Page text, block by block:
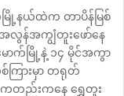
မြို့နယ်ထဲက တာပိန်မြစ်
လွန်အကျွံတူးဖော်နေ
ာက်မြို့နဲ့ ၁၄ မိုင်အကွာ
ကြားမှာ တရုတ်
ကတည်းကနေ ရွှေတူး